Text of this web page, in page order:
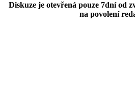
Diskuze je otevřená pouze 7dní od
na povolení